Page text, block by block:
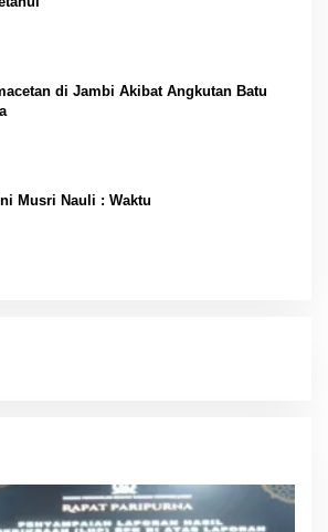
di Jambi Akibat Angkutan Batu
Musri Nauli : Waktu